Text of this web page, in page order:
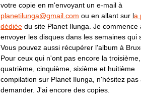
votre copie en m'envoyant un e-mail à
planetilunga@gmail.com ou en allant sur la
dédiée du site Planet Ilunga. Je commence
envoyer les disques dans les semaines qui
Vous pouvez aussi récupérer l'album à
Pour ceux qui n'ont pas encore la troisième,
quatrième, cinquième, sixième et huitième
compilation sur Planet Ilunga, n'hésitez pas
demander. J'ai encore des copies.